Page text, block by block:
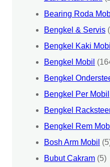
Bearing Roda
Bengkel & Servis
Bengkel Kaki Mobil
Bengkel Mobil
Bengkel
Bengkel Per Mobil
Bengkel
Bengkel Rem
Bosh Arm Mobil
Bubut Cakram (5)